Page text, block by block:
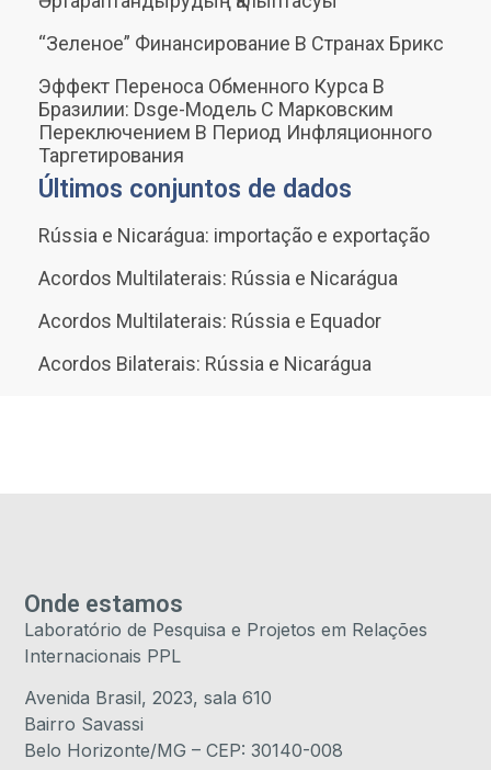
“Зеленое” Финансирование В Странах Брикс
Эффект Переноса Обменного Курса В
Бразилии: Dsge-Модель С Марковским
Переключением В Период Инфляционного
Таргетирования
Últimos conjuntos de dados
Rússia e Nicarágua: importação e exportação
Acordos Multilaterais: Rússia e Nicarágua
Acordos Multilaterais: Rússia e Equador
Acordos Bilaterais: Rússia e Nicarágua
Onde estamos
Laboratório de Pesquisa e Projetos em Relações
Internacionais PPL
Avenida Brasil, 2023, sala 610
Bairro Savassi
Belo Horizonte/MG – CEP: 30140-008